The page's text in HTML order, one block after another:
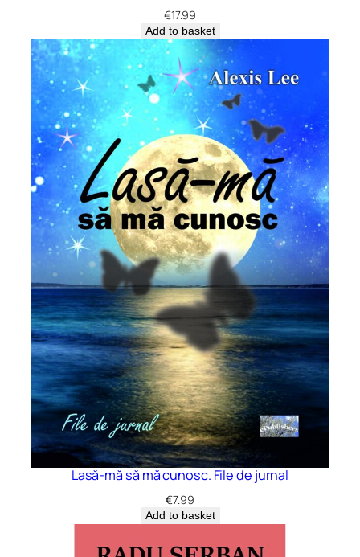
€17.99
Add to basket
Lasă-mă să mă cunosc. File de jurnal
€7.99
Add to basket